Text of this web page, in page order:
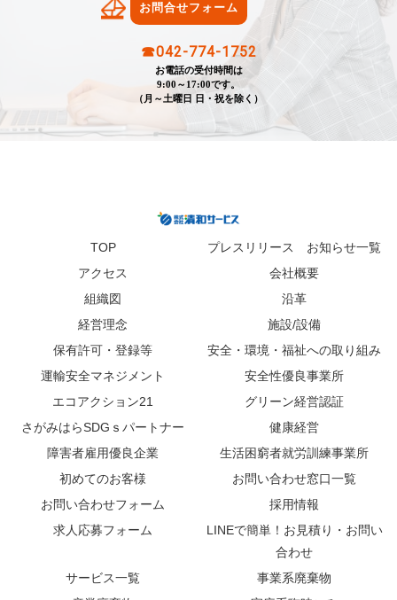
お問合せフォーム
☎042-774-1752
お電話の受付時間は
9:00～17:00です。
（月～土曜日 日・祝を除く）
TOP
プレスリリース お知らせ一覧
アクセス
会社概要
組織図
沿革
経営理念
施設/設備
保有許可・登録等
安全・環境・福祉への取り組み
運輸安全マネジメント
安全性優良事業所
エコアクション21
グリーン経営認証
さがみはらSDGｓパートナー
健康経営
障害者雇用優良企業
生活困窮者就労訓練事業所
初めてのお客様
お問い合わせ窓口一覧
お問い合わせフォーム
採用情報
求人応募フォーム
LINEで簡単！お見積り・お問い
合わせ
サービス一覧
事業系廃棄物